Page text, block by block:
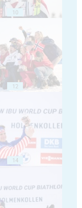
10
12
14